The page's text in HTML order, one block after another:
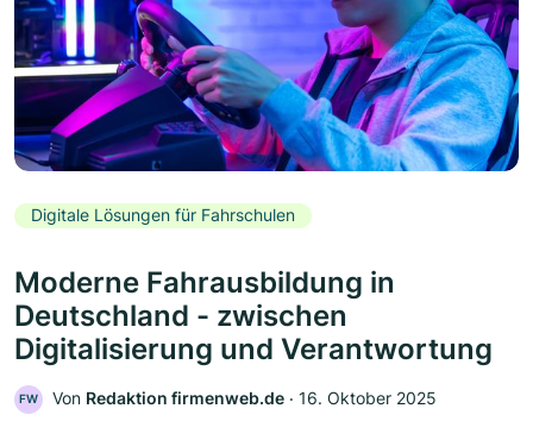
Digitale Lösungen für Fahrschulen
Moderne Fahrausbildung in
Deutschland - zwischen
Digitalisierung und Verantwortung
FW Von Redaktion firmenweb.de ‧ 16. Oktober 2025